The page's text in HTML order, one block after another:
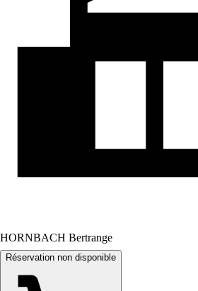
HORNBACH Bertrange
Réservation non disponible